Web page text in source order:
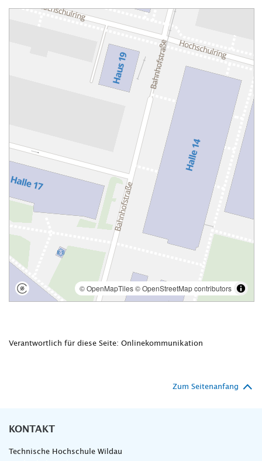
Verantwortlich für diese Seite: Onlinekommunikation
Zum Seitenanfang
KONTAKT
Technische Hochschule Wildau